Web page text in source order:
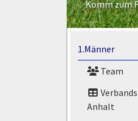
Komm zum
1.Männer
Team
Anhalt